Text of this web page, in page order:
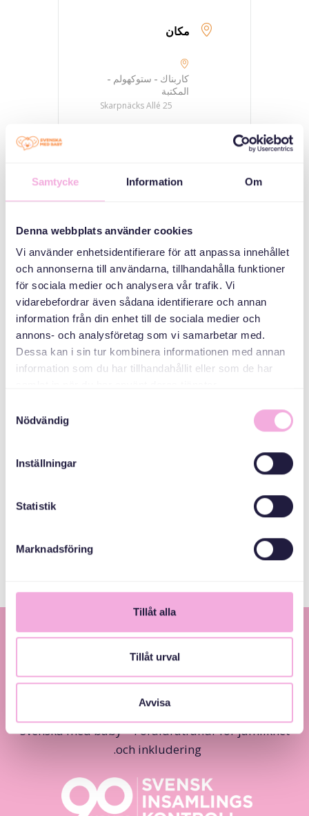
Samtycke Information Om
Denna webbplats använder cookies
Vi använder enhetsidentifierare för att anpassa innehållet
och annonserna till användarna, tillhandahålla funktioner
för sociala medier och analysera vår trafik. Vi
vidarebefordrar även sådana identifierare och annan
information från din enhet till de sociala medier och
annons- och analysföretag som vi samarbetar med.
Dessa kan i sin tur kombinera informationen med annan
information som du har tillhandahållit eller som de har
Nödvändig
Inställningar
Statistik
Marknadsföring
Tillåt alla
Tillåt urval
Avvisa
مكان
كاربناك - ستوكهولم -
المكتبة
Skarpnäcks Allé 25
ثلاثة أجيال تجتمع
منظم
Svenska med baby
Svenska med baby – Föräldraträffar för jämlikhet
och inkludering.